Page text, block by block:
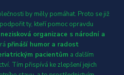
by měly pomáhat. Proto se již
ty, kteří pomoc opravdu
nezisková organizace s národní a
přináší humor a radost
pacientům a dalším
Tím přispívá ke zlepšení jejich